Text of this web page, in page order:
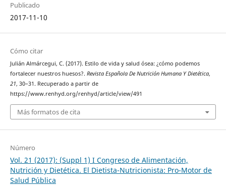
Publicado
2017-11-10
Cómo citar
Julián Almárcegui, C. (2017). Estilo de vida y salud ósea: ¿cómo podemos
fortalecer nuestros huesos?. Revista Española De Nutrición Humana Y Dietética,
21, 30–31. Recuperado a partir de
https://www.renhyd.org/renhyd/article/view/491
Más formatos de cita
Número
Vol. 21 (2017): (Suppl 1) I Congreso de Alimentación,
Nutrición y Dietética. El Dietista-Nutricionista: Pro-Motor de
Salud Pública